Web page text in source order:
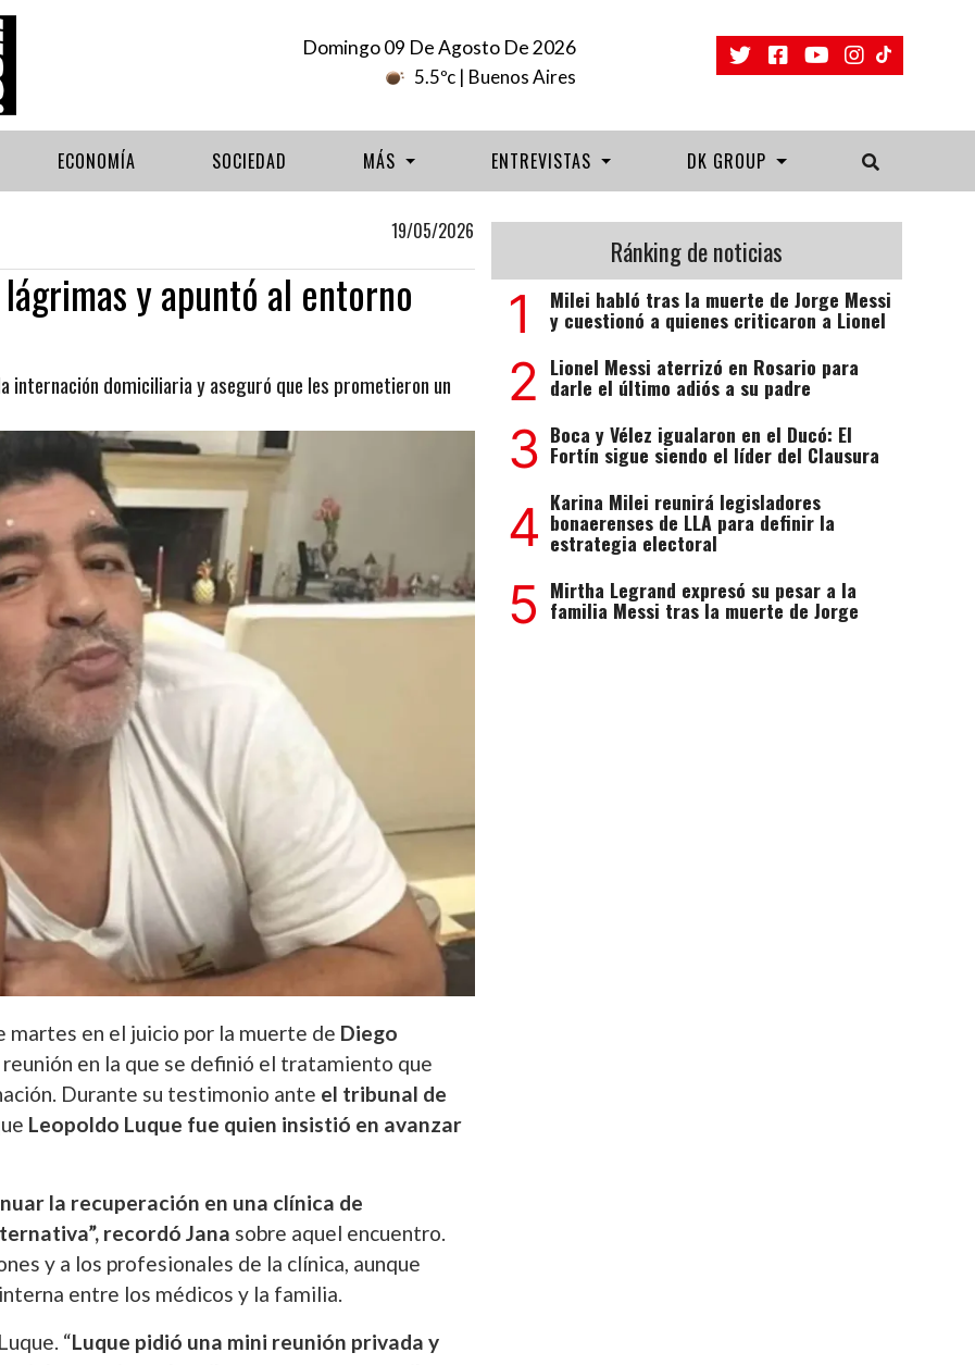
Domingo 09 De Agosto De 2026
5.5ºc | Buenos Aires
ECONOMÍA SOCIEDAD MÁS ENTREVISTAS DK GROUP
19/05/2026
y apuntó al entorno
internación domiciliaria y aseguró que les prometieron un
martes en el juicio por la muerte de Diego
en la que se definió el tratamiento que
Durante su testimonio ante el tribunal de
Leopoldo Luque fue quien insistió en avanzar
la recuperación en una clínica de
recordó Jana sobre aquel encuentro.
y a los profesionales de la clínica, aunque
entre los médicos y la familia.
“Luque pidió una mini reunión privada y
Ránking de noticias
1 Milei habló tras la muerte de Jorge Messi
y cuestionó a quienes criticaron a Lionel
2 Lionel Messi aterrizó en Rosario para
darle el último adiós a su padre
3 Boca y Vélez igualaron en el Ducó: El
Fortín sigue siendo el líder del Clausura
4 Karina Milei reunirá legisladores
bonaerenses de LLA para definir la
estrategia electoral
5 Mirtha Legrand expresó su pesar a la
familia Messi tras la muerte de Jorge